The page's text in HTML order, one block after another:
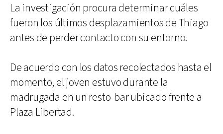
La investigación procura determinar cuáles
fueron los últimos desplazamientos de Thiago
antes de perder contacto con su entorno.
De acuerdo con los datos recolectados hasta el
momento, el joven estuvo durante la
madrugada en un resto-bar ubicado frente a
Plaza Libertad.